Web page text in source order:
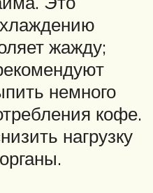
жажду;
немного
кофе.
нагрузку